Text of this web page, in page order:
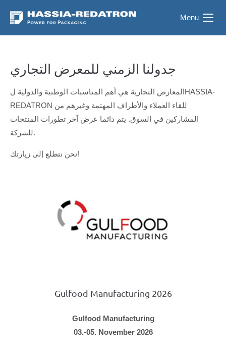
Menu
جدولنا الزمني للمعرض التجاري
المعارض التجارية هي أهم المناسبات الوطنية والدولية لHASSIA-
REDATRON للقاء العملاء والأطراف المهتمة وغيرهم من
المشاركين في السوق. يتم دائما عرض آخر تطورات المنتجات
للشركة.
نحن نتطلع إلى زيارتك!
Gulfood Manufacturing 2026
Gulfood Manufacturing
03.-05. November 2026